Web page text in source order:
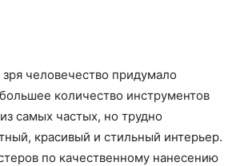
человечество придумало
количество инструментов
самых частых, но трудно
красивый и стильный интерьер.
по качественному нанесению